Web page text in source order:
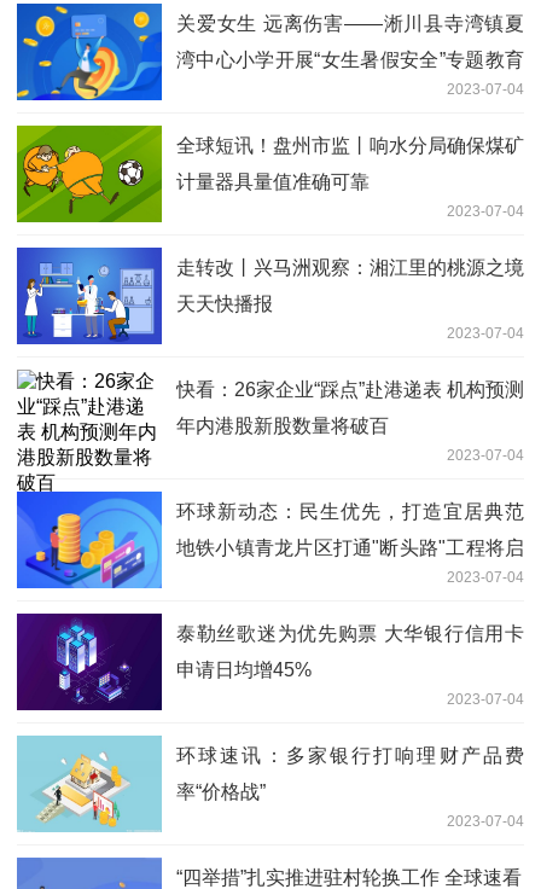
关爱女生 远离伤害——淅川县寺湾镇夏
湾中心小学开展“女生暑假安全”专题教育
2023-07-04
全球短讯！盘州市监丨响水分局确保煤矿
计量器具量值准确可靠
2023-07-04
走转改丨兴马洲观察：湘江里的桃源之境
天天快播报
2023-07-04
快看：26家企业“踩点”赴港递表 机构预测
年内港股新股数量将破百
2023-07-04
环球新动态：民生优先，打造宜居典范
地铁小镇青龙片区打通"断头路"工程将启
2023-07-04
泰勒丝歌迷为优先购票 大华银行信用卡
申请日均增45%
2023-07-04
环球速讯：多家银行打响理财产品费
率“价格战”
2023-07-04
“四举措”扎实推进驻村轮换工作 全球速看